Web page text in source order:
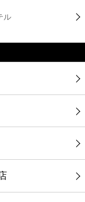
ル